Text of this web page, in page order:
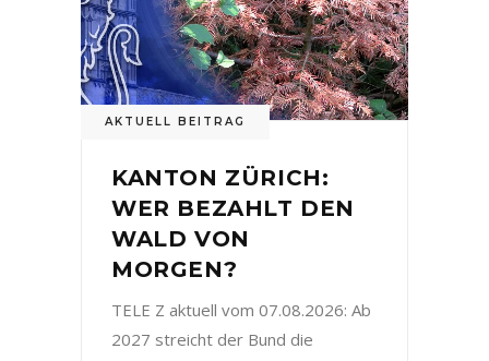
AKTUELL BEITRAG
KANTON ZÜRICH:
WER BEZAHLT DEN
WALD VON
MORGEN?
TELE Z aktuell vom 07.08.2026: Ab
2027 streicht der Bund die